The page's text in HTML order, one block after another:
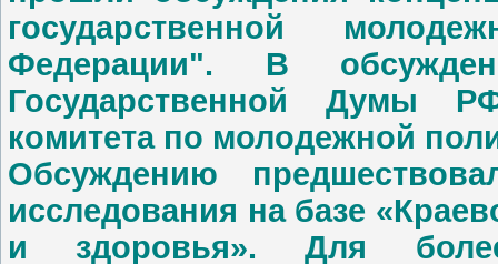
государственной
Федерации". В
Государственной Думы
комитета по молодежной
Обсуждению
исследования на базе
и здоровья». Для